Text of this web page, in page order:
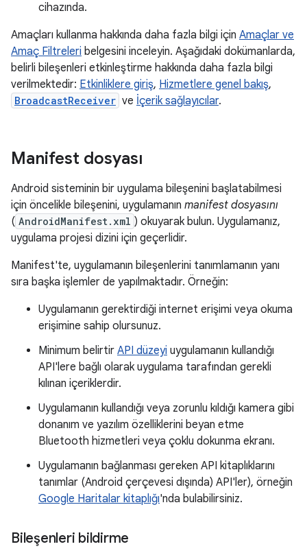
cihazında.
Amaçları kullanma hakkında daha fazla bilgi için Amaçlar ve
Amaç Filtreleri belgesini inceleyin. Aşağıdaki dokümanlarda,
belirli bileşenleri etkinleştirme hakkında daha fazla bilgi
verilmektedir: Etkinliklere giriş, Hizmetlere genel bakış,
BroadcastReceiver ve İçerik sağlayıcılar.
Manifest dosyası
Android sisteminin bir uygulama bileşenini başlatabilmesi
için öncelikle bileşenini, uygulamanın manifest dosyasını
( AndroidManifest.xml ) okuyarak bulun. Uygulamanız,
uygulama projesi dizini için geçerlidir.
Manifest'te, uygulamanın bileşenlerini tanımlamanın yanı
sıra başka işlemler de yapılmaktadır. Örneğin:
Uygulamanın gerektirdiği internet erişimi veya okuma
erişimine sahip olursunuz.
Minimum belirtir API düzeyi uygulamanın kullandığı
API'lere bağlı olarak uygulama tarafından gerekli
kılınan içeriklerdir.
Uygulamanın kullandığı veya zorunlu kıldığı kamera gibi
donanım ve yazılım özelliklerini beyan etme
Bluetooth hizmetleri veya çoklu dokunma ekranı.
Uygulamanın bağlanması gereken API kitaplıklarını
tanımlar (Android çerçevesi dışında) API'ler), örneğin
Google Haritalar kitaplığı'nda bulabilirsiniz.
Bileşenleri bildirme